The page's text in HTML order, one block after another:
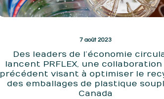
7 août 2023
Des leaders de l’économie
lancent PRFLEX, une collaboration
précédent visant à optimiser le
des emballages de plastique
Canada